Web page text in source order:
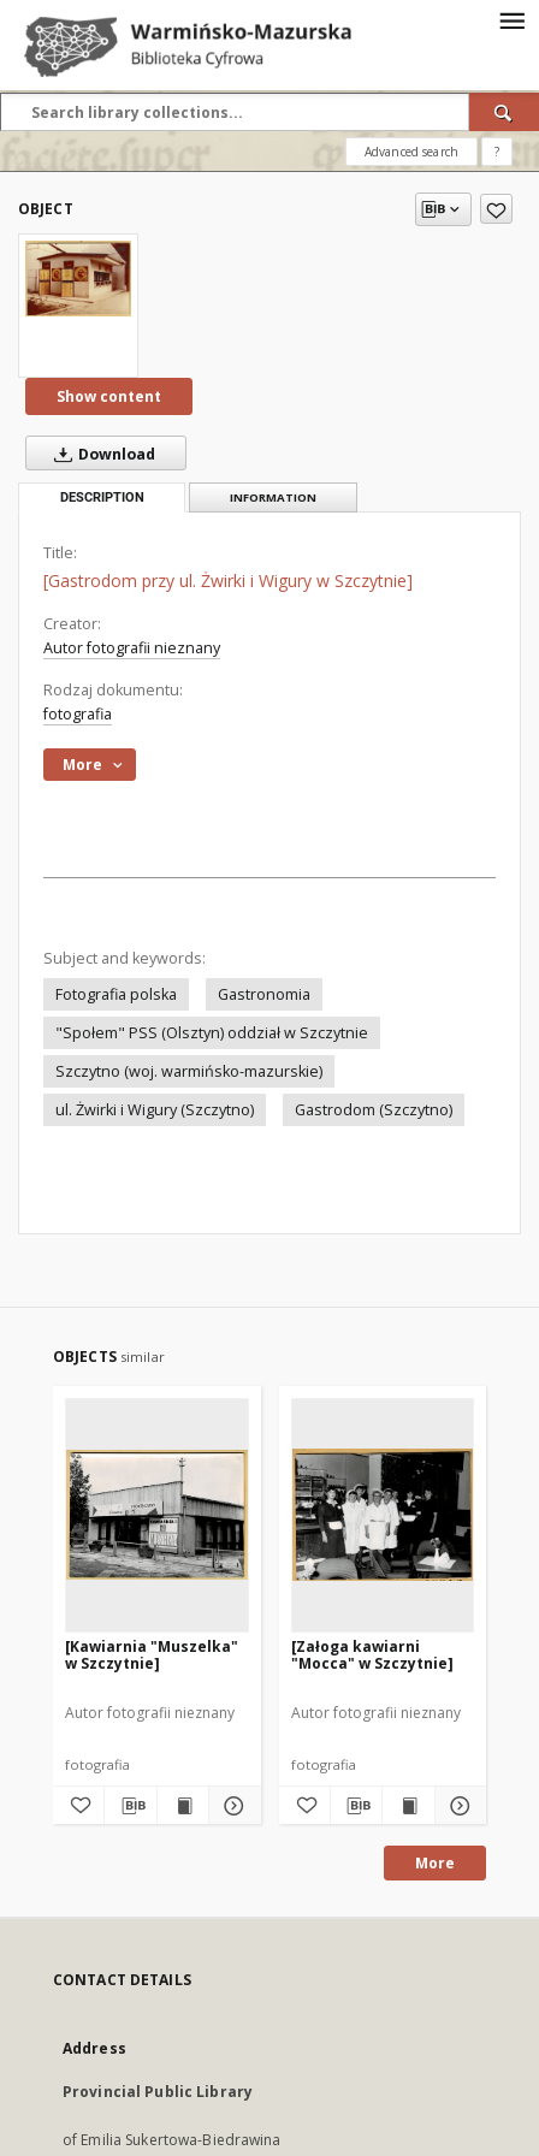
Advanced search ?
OBJECT
Show content
Download
DESCRIPTION INFORMATION
Title:
[Gastrodom przy ul. Żwirki i Wigury w Szczytnie]
Creator:
Autor fotografii nieznany
Rodzaj dokumentu:
fotografia
More
Subject and keywords:
Fotografia polska
Gastronomia
"Społem" PSS (Olsztyn) oddział w Szczytnie
Szczytno (woj. warmińsko-mazurskie)
ul. Żwirki i Wigury (Szczytno)
Gastrodom (Szczytno)
OBJECTS similar
[Kawiarnia "Muszelka"
w Szczytnie]
Autor fotografii nieznany
fotografia
[Załoga kawiarni
"Mocca" w Szczytnie]
Autor fotografii nieznany
fotografia
More
CONTACT DETAILS
Address
Provincial Public Library
of Emilia Sukertowa-Biedrawina